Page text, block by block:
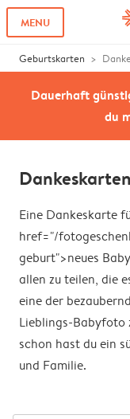
MENU
Geburtskarten
Dauerhaft
du
Eine Dankeskarte
href="/
geburt">neues
allen zu teilen, die
eine der
Lieblings-Babyfoto
schon hast du ein
und Familie.